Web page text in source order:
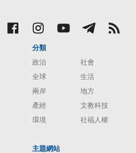
分類
政治
社會
全球
生活
兩岸
地方
產經
文教科技
環境
社福人權
主題網站